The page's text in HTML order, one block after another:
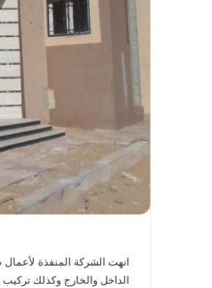
انهت الشركة المنفذة لأعمال
الداخل والخارج وكذلك